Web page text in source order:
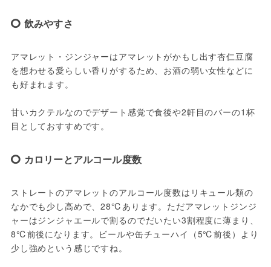
飲みやすさ
アマレット・ジンジャーはアマレットがかもし出す杏仁豆腐
を想わせる愛らしい香りがするため、お酒の弱い女性などに
も好まれます。
甘いカクテルなのでデザート感覚で食後や2軒目のバーの1杯
目としておすすめです。
カロリーとアルコール度数
ストレートのアマレットのアルコール度数はリキュール類の
なかでも少し高めで、28℃あります。ただアマレットジンジ
ャーはジンジャエールで割るのでだいたい3割程度に薄まり、
8℃前後になります。ビールや缶チューハイ（5℃前後）より
少し強めという感じですね。